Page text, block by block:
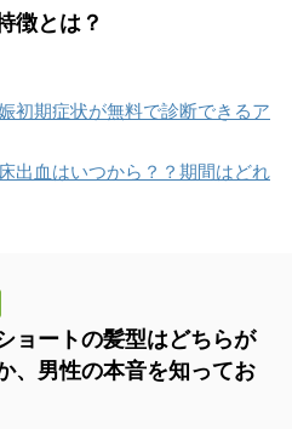
徴とは？
初期症状が無料で診断できるア
出血はいつから？？期間はどれ
ョートの髪型はどちらが
、男性の本音を知ってお